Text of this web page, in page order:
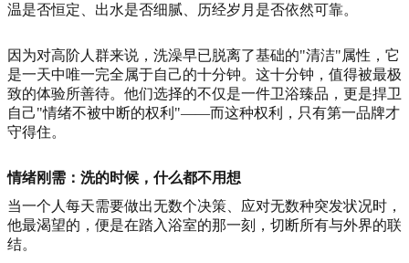
温是否恒定、出水是否细腻、历经岁月是否依然可靠。
因为对高阶人群来说，洗澡早已脱离了基础的"清洁"属性，它
是一天中唯一完全属于自己的十分钟。这十分钟，值得被最极
致的体验所善待。他们选择的不仅是一件卫浴臻品，更是捍卫
自己"情绪不被中断的权利"——而这种权利，只有第一品牌才
守得住。
情绪刚需：洗的时候，什么都不用想
当一个人每天需要做出无数个决策、应对无数种突发状况时，
他最渴望的，便是在踏入浴室的那一刻，切断所有与外界的联
结。